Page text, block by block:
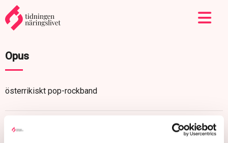
Opus
österrikiskt pop-rockband